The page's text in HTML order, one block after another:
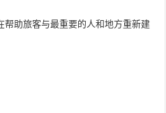
帮助旅客与最重要的人和地方重新建